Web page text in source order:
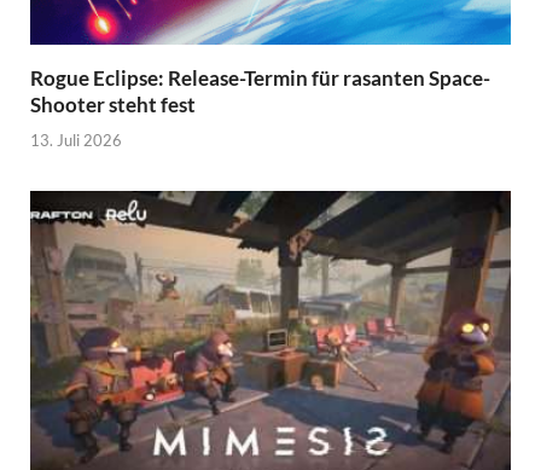
Rogue Eclipse: Release-Termin für rasanten Space-
Shooter steht fest
13. Juli 2026